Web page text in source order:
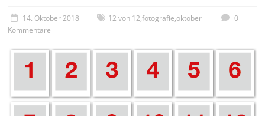
14. Oktober 2018 12 von 12,fotografie,oktober
0
Kommentare